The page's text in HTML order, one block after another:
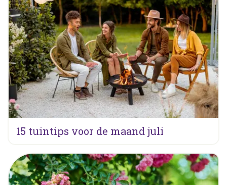
15 tuintips voor de maand juli